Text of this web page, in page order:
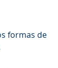
formas de